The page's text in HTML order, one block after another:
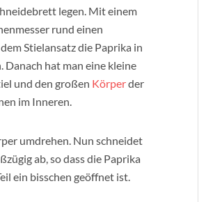
legen. Mit einem
rund einen
Stielansatz die Paprika in
Danach hat man eine kleine
und den großen Körperder
im Inneren.
umdrehen. Nun schneidet
ab, so dass die Paprika
ein bisschen geöffnet ist.